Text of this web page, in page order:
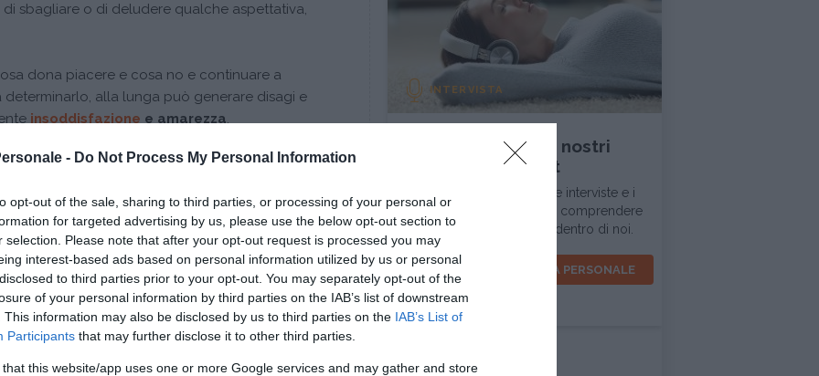
- Do Not Process My Personal Information
opt-out of the sale, sharing to third parties, or processing of your personal or
for targeted advertising by us, please use the below opt-out section to
selection. Please note that after your opt-out request is processed you may
interest-based ads based on personal information utilized by us or personal
to third parties prior to your opt-out. You may separately opt-out of the
of your personal information by third parties on the IAB’s list of downstream
This information may also be disclosed by us to third parties on the IAB’s List of
Participants that may further disclose it to other third parties.
that this website/app uses one or more Google services and may gather and store
di sbagliare o di deludere qualche aspettativa,
dona piacere e cosa no e continuare a
determinarlo, alla lunga può generare disagi e
insoddisfazione e amarezza.
e lascia andare
una parola, un gesto, o qualsiasi cosa arrivi
una traccia e mette quella che possiamo
implica eliminare tutto quanto arriva da altri, ma
critico.
a leggere dopo la pubblicità
INTERVISTA
Ascolta tutti i nostri
podcast
In questa sezione trovi le interviste e i
dialoghi d'ispirazione per comprendere
la realtà intorno a noi e dentro di noi.
VOCI PER LA CRESCITA PERSONALE